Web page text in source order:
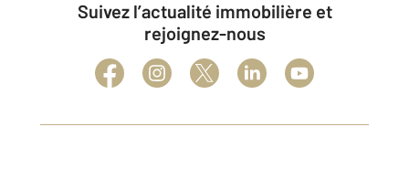
Suivez l’actualité immobilière et
rejoignez-nous